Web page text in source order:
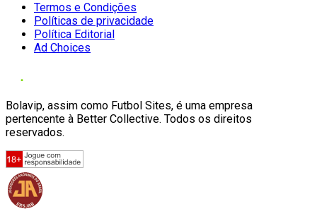
Termos e Condições
Políticas de privacidade
Política Editorial
Ad Choices
Bolavip, assim como Futbol Sites, é uma empresa
pertencente à Better Collective. Todos os direitos
reservados.